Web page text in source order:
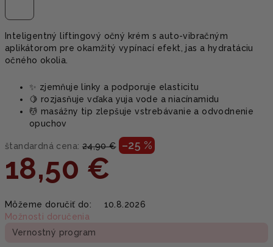
Inteligentný liftingový očný krém s auto-vibračným
aplikátorom pre okamžitý vypínací efekt, jas a hydratáciu
očného okolia.
✨ zjemňuje linky a podporuje elasticitu
🍋 rozjasňuje vďaka yuja vode a niacínamidu
💆 masážny tip zlepšuje vstrebávanie a odvodnenie
opuchov
štandardná cena: 24,90 € –25 %
18,50 €
cena:
Môžeme doručiť do:
10.8.2026
Možnosti doručenia
Vernostný program